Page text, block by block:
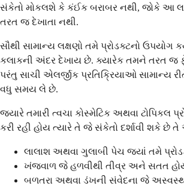
સંકેતો મોકલશે કે કંઈક બરાબર નથી, જોકે આ
તરત જ દેખાતા નથી.
સૌથી સામાન્ય લક્ષણો તમે પ્રોડક્ટનો ઉપયોગ
કલાકની અંદર દેખાય છે. ક્યારેક તમને તરત જ
પરંતુ સાચી એલર્જીક પ્રતિક્રિયાઓ સામાન્ય
વધુ સમય લે છે.
જ્યારે તમારી ત્વચા કોસ્મેટિક અથવા ટોપિકલ
કરી રહી હોય ત્યારે તે જે સંકેતો દર્શાવી શકે છે
લાલાશ અથવા ગુલાબી પેચ જ્યાં તમે
ખંજવાળ જે હળવીથી તીવ્ર અને સતત
બળતરા અથવા ડંખની સંવેદના જે